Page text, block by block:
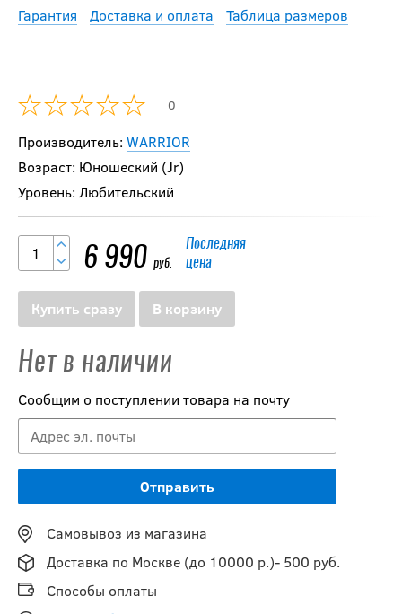
Гарантия Доставка и оплата Таблица размеров
0
Производитель: WARRIOR
Возраст: Юношеский (Jr)
Уровень: Любительский
6 990 руб.
Последняя
цена
Купить сразу В корзину
Нет в наличии
Сообщим о поступлении товара на почту
Самовывоз из магазина
Доставка по Москве (до 10000 р.)- 500 руб.
Способы оплаты